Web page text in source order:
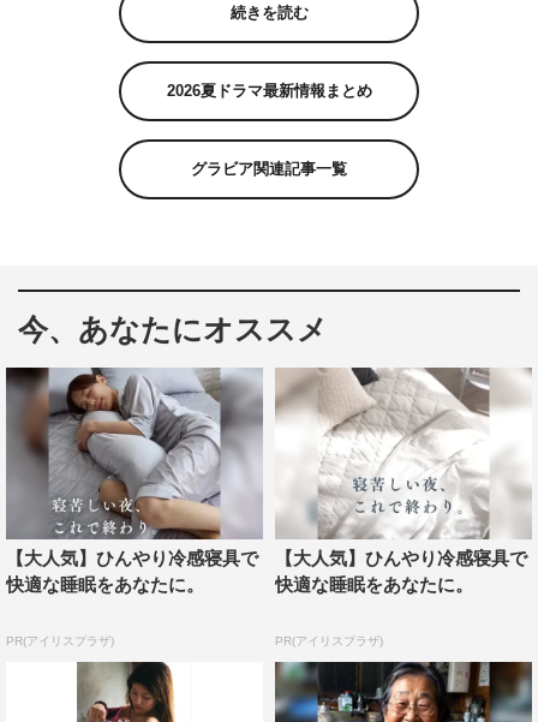
続きを読む
2026夏ドラマ最新情報まとめ
グラビア関連記事一覧
今、あなたにオススメ
【大人気】ひんやり冷感寝具で
快適な睡眠をあなたに。
PR(アイリスプラザ)
【大人気】ひんやり冷感寝具で
快適な睡眠をあなたに。
PR(アイリスプラザ)